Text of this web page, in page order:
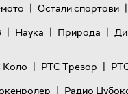
| Остали спортови |
| Наука | Природа |
Коло | РТС Трезор |
| Радио